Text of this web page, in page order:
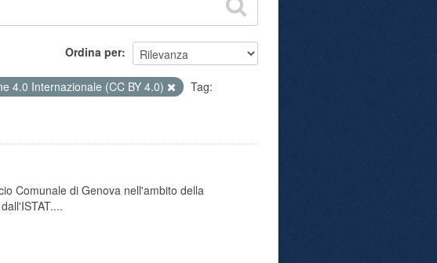
Ordina per
4.0 Internazionale (CC BY 4.0)
Tag:
Comunale di Genova nell'ambito della